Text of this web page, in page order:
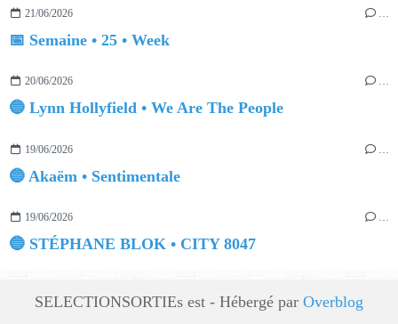
21/06/2026 …
📅 Semaine • 25 • Week
20/06/2026 …
🔵 Lynn Hollyfield • We Are The People
19/06/2026 …
🔵 Akaëm • Sentimentale
19/06/2026 …
🔵 STÉPHANE BLOK • CITY 8047
SELECTIONSORTIEs est - Hébergé par Overblog